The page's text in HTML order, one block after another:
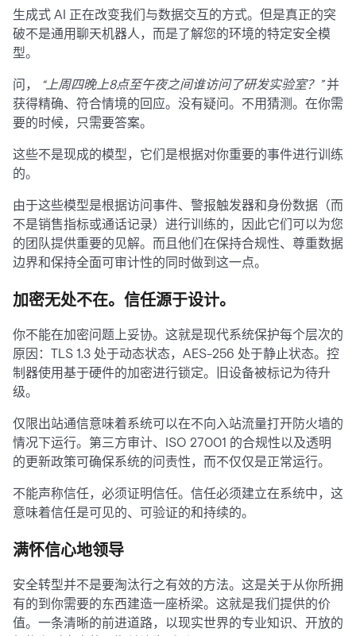
生成式 AI 正在改变我们与数据交互的方式。但是真正的突
破不是通用聊天机器人，而是了解您的环境的特定安全模
型。
问， “上周四晚上8点至午夜之间谁访问了研发实验室？”并
获得精确、符合情境的回应。没有疑问。不用猜测。在你需
要的时候，只需要答案。
这些不是现成的模型，它们是根据对你重要的事件进行训练
的。
由于这些模型是根据访问事件、警报触发器和身份数据（而
不是销售指标或通话记录）进行训练的，因此它们可以为您
的团队提供重要的见解。而且他们在保持合规性、尊重数据
边界和保持全面可审计性的同时做到这一点。
加密无处不在。信任源于设计。
你不能在加密问题上妥协。这就是现代系统保护每个层次的
原因：TLS 1.3 处于动态状态，AES-256 处于静止状态。控
制器使用基于硬件的加密进行锁定。旧设备被标记为待升
级。
仅限出站通信意味着系统可以在不向入站流量打开防火墙的
情况下运行。第三方审计、ISO 27001 的合规性以及透明
的更新政策可确保系统的问责性，而不仅仅是正常运行。
不能声称信任，必须证明信任。信任必须建立在系统中，这
意味着信任是可见的、可验证的和持续的。
满怀信心地领导
安全转型并不是要淘汰行之有效的方法。这是关于从你所拥
有的到你需要的东西建造一座桥梁。这就是我们提供的价
值。一条清晰的前进道路，以现实世界的专业知识、开放的